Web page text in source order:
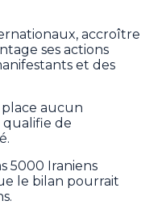
accroître
ses actions
et des
place aucun
qualifie de
5000 Iraniens
le bilan pourrait